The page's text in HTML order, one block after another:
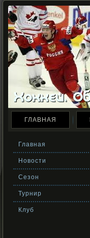
ГЛАВНАЯ
Главная
Новости
Сезон
Турнир
Клуб